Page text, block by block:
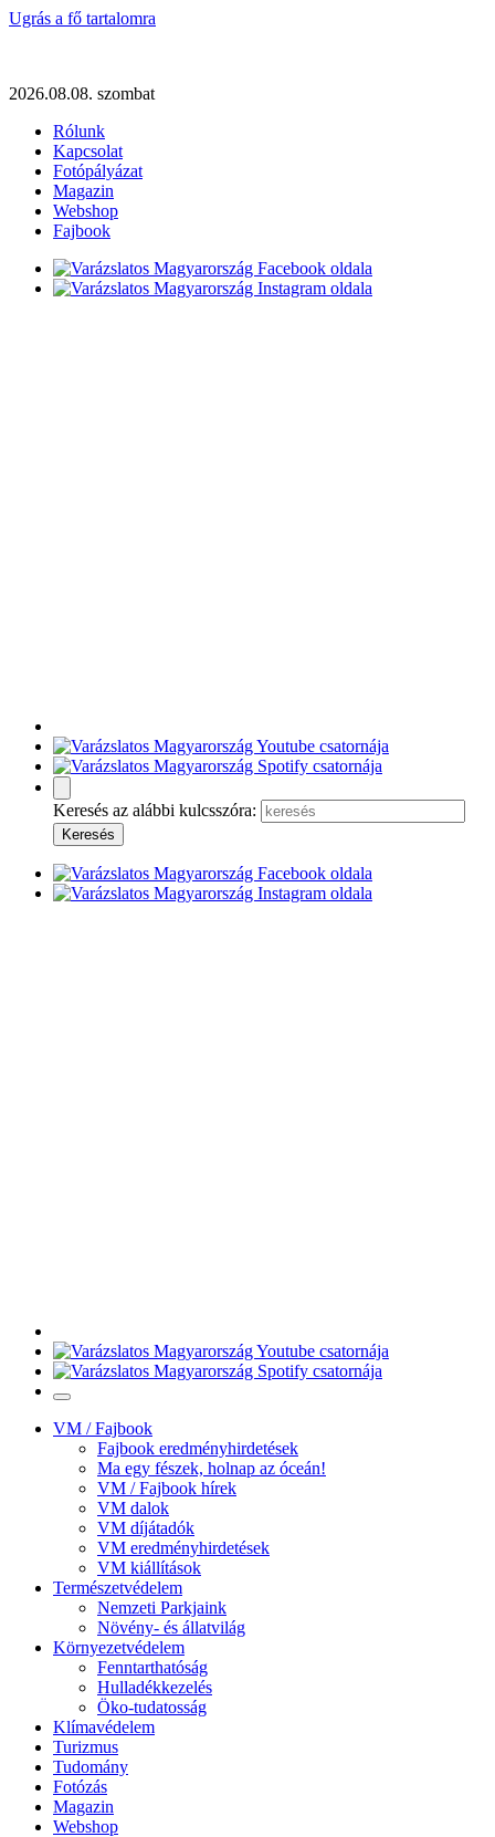
Ugrás a fő tartalomra
2026.08.08. szombat
Rólunk
Kapcsolat
Fotópályázat
Magazin
Webshop
Fajbook
Keresés az alábbi kulcsszóra:
VM / Fajbook
Fajbook eredményhirdetések
Ma egy fészek, holnap az óceán!
VM / Fajbook hírek
VM dalok
VM díjátadók
VM eredményhirdetések
VM kiállítások
Természetvédelem
Nemzeti Parkjaink
Növény- és állatvilág
Környezetvédelem
Fenntarthatóság
Hulladékkezelés
Öko-tudatosság
Klímavédelem
Turizmus
Tudomány
Fotózás
Magazin
Webshop